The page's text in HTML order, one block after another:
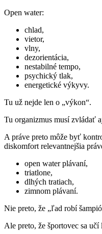
Open water:
chlad,
vietor,
vlny,
dezorientácia,
nestabilné tempo,
psychický tlak,
energetické výkyvy.
Tu už nejde len o „výkon“.
Tu organizmus musí zvládať
A práve preto môže byť
diskomfort relevantnejšia
open water plávaní,
triatlone,
dlhých tratiach,
zimnom plávaní.
Nie preto, že „ľad robí
Ale preto, že športovec sa